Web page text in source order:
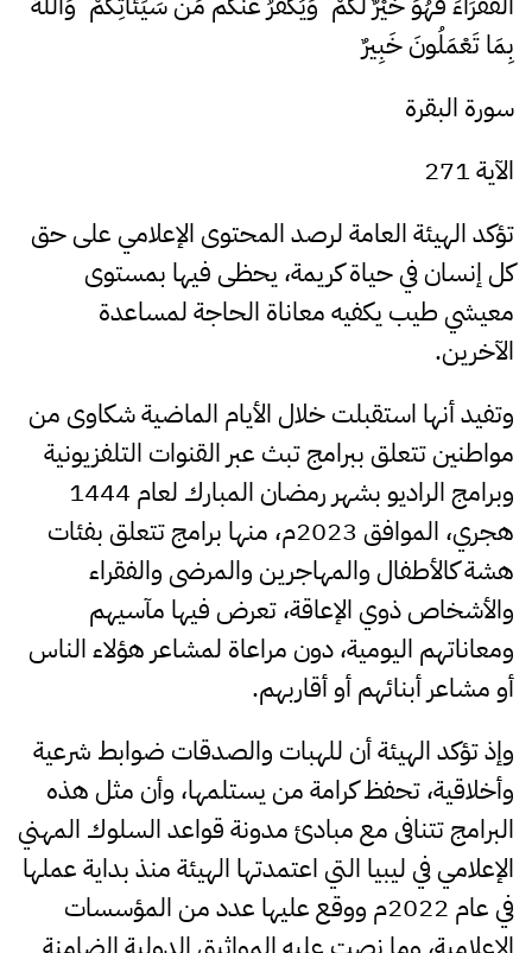
بِمَا تَعْمَلُونَ خَبِيرٌ
سورة البقرة
الآية 271
تؤكد الهيئة العامة لرصد المحتوى الإعلامي على حق
كل إنسان في حياة كريمة، يحظى فيها بمستوى
معيشي طيب يكفيه معاناة الحاجة لمساعدة
الآخرين.
وتفيد أنها استقبلت خلال الأيام الماضية شكاوى من
مواطنين تتعلق ببرامج تبث عبر القنوات التلفزيونية
وبرامج الراديو بشهر رمضان المبارك لعام 1444
هجري، الموافق 2023م، منها برامج تتعلق بفئات
هشة كالأطفال والمهاجرين والمرضى والفقراء
والأشخاص ذوي الإعاقة، تعرض فيها مآسيهم
ومعاناتهم اليومية، دون مراعاة لمشاعر هؤلاء الناس
أو مشاعر أبنائهم أو أقاربهم.
وإذ تؤكد الهيئة أن للهبات والصدقات ضوابط شرعية
وأخلاقية، تحفظ كرامة من يستلمها، وأن مثل هذه
البرامج تتنافى مع مبادئ مدونة قواعد السلوك المهني
الإعلامي في ليبيا التي اعتمدتها الهيئة منذ بداية عملها
في عام 2022م ووقع عليها عدد من المؤسسات